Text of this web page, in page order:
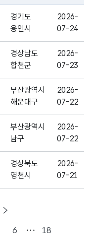
명, 등록일로 구성되어있
경기도
용인시
2026-
07-24
경상남도
합천군
2026-
07-23
부산광역시
해운대구
2026-
07-22
부산광역시
남구
2026-
07-22
경상북도
영천시
2026-
07-21
6 18